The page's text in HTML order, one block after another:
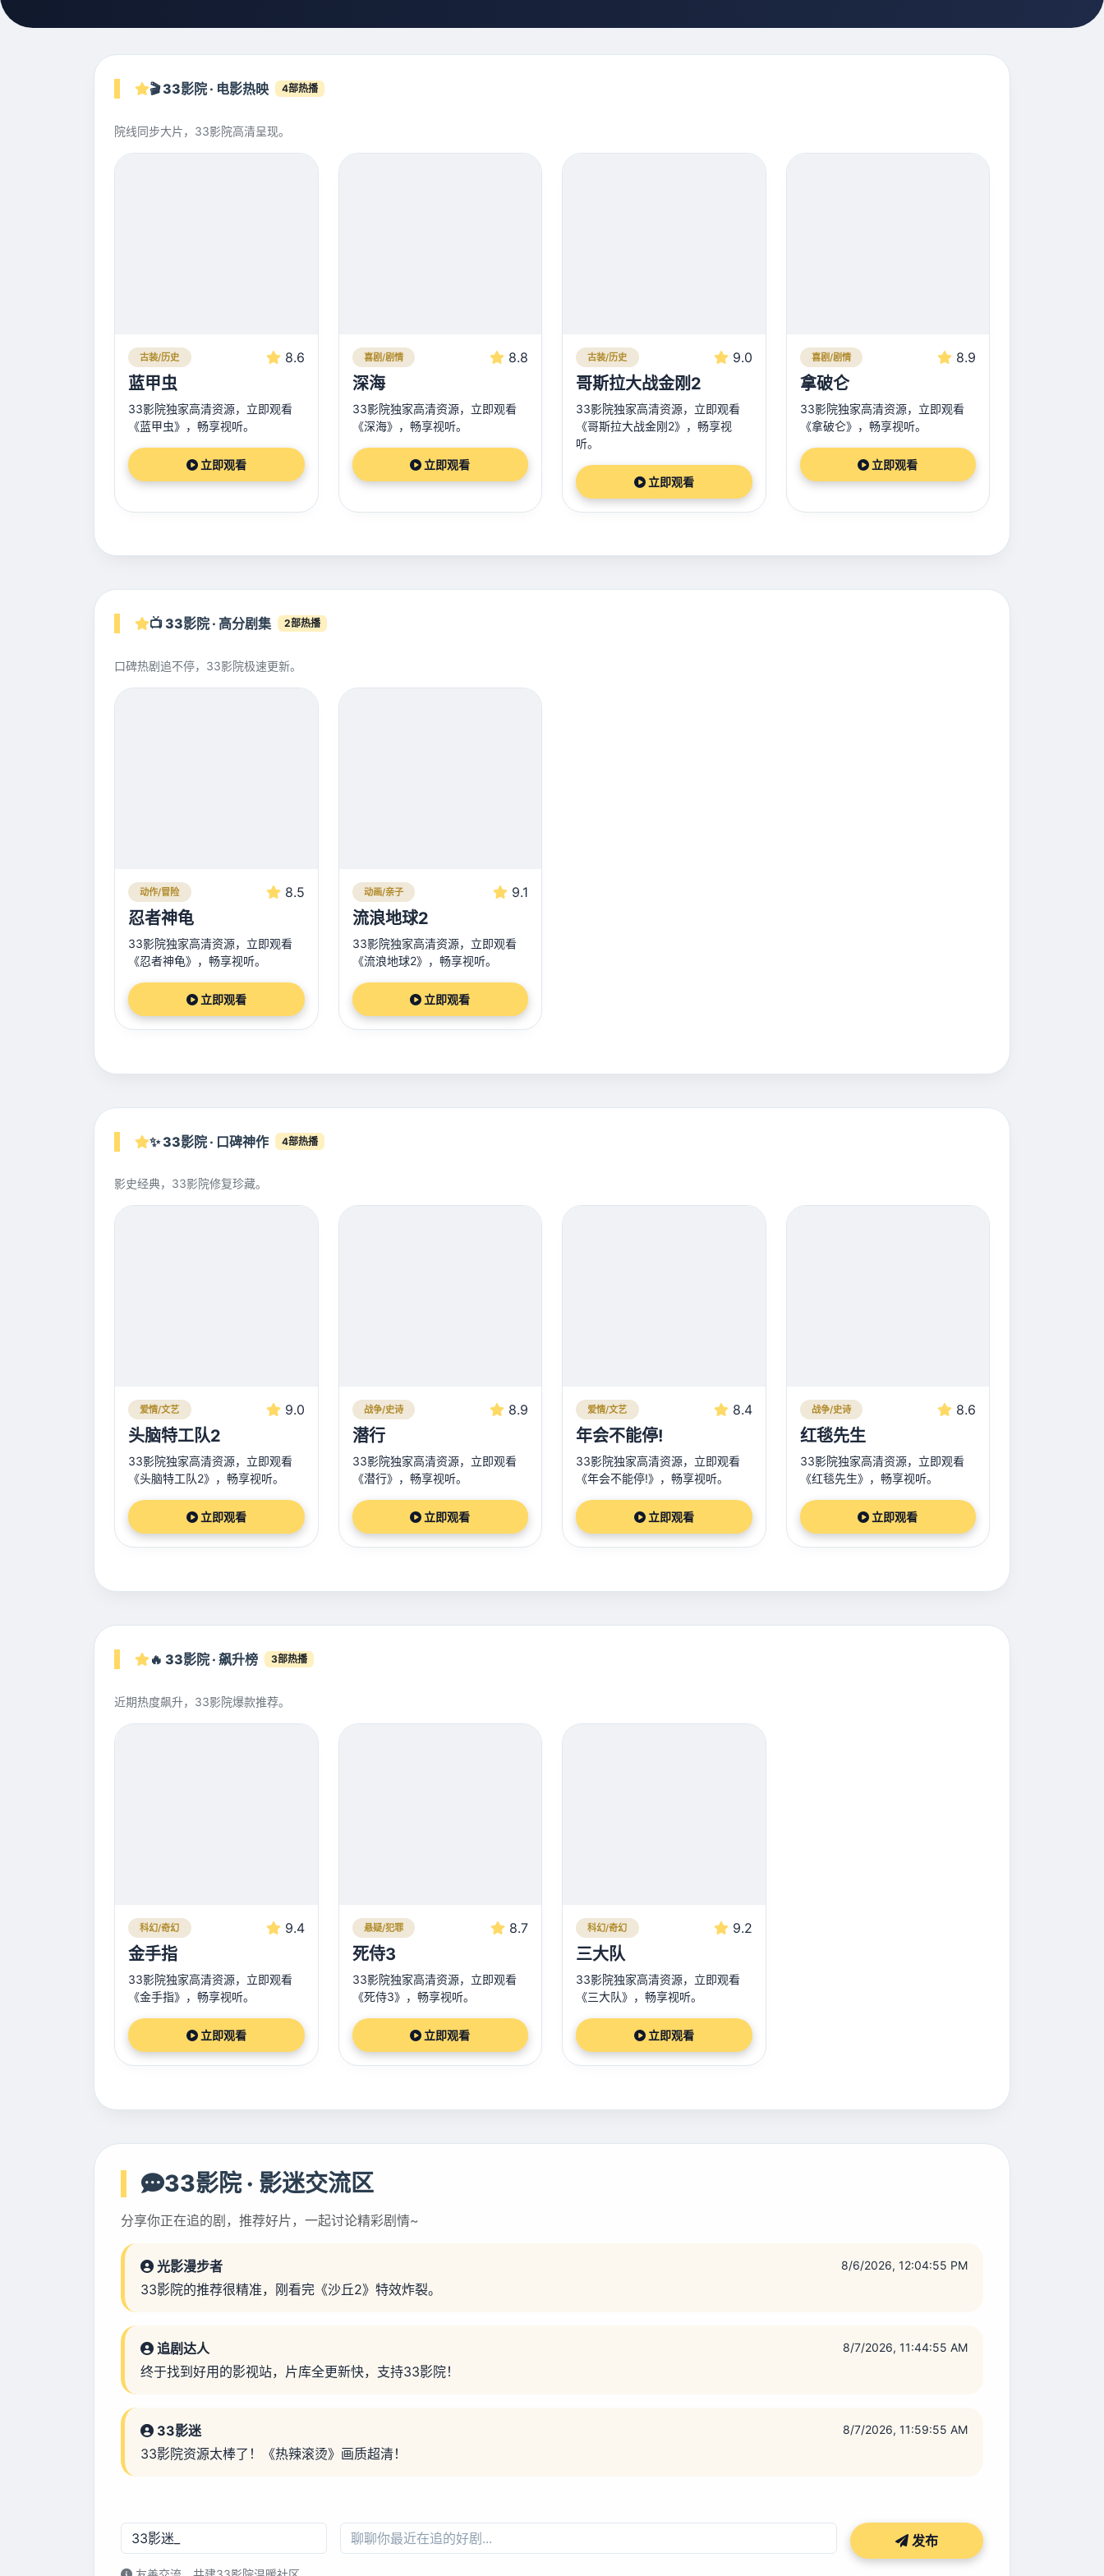
🎬 33影院 · 电影热映 4部热播
院线同步大片，33影院高清呈现。
古装/历史 8.6
蓝甲虫
33影院独家高清资源，立即观看
《蓝甲虫》，畅享视听。
立即观看
喜剧/剧情 8.8
深海
33影院独家高清资源，立即观看
《深海》，畅享视听。
立即观看
古装/历史 9.0
哥斯拉大战金刚2
33影院独家高清资源，立即观看
《哥斯拉大战金刚2》，畅享视
听。
立即观看
喜剧/剧情 8.9
拿破仑
33影院独家高清资源，立即观看
《拿破仑》，畅享视听。
立即观看
📺 33影院 · 高分剧集 2部热播
口碑热剧追不停，33影院极速更新。
动作/冒险 8.5
忍者神龟
33影院独家高清资源，立即观看
《忍者神龟》，畅享视听。
立即观看
动画/亲子 9.1
流浪地球2
33影院独家高清资源，立即观看
《流浪地球2》，畅享视听。
立即观看
✨ 33影院 · 口碑神作 4部热播
影史经典，33影院修复珍藏。
爱情/文艺 9.0
头脑特工队2
33影院独家高清资源，立即观看
《头脑特工队2》，畅享视听。
立即观看
战争/史诗 8.9
潜行
33影院独家高清资源，立即观看
《潜行》，畅享视听。
立即观看
爱情/文艺 8.4
年会不能停!
33影院独家高清资源，立即观看
《年会不能停!》，畅享视听。
立即观看
战争/史诗 8.6
红毯先生
33影院独家高清资源，立即观看
《红毯先生》，畅享视听。
立即观看
🔥 33影院 · 飙升榜 3部热播
近期热度飙升，33影院爆款推荐。
科幻/奇幻 9.4
金手指
33影院独家高清资源，立即观看
《金手指》，畅享视听。
立即观看
悬疑/犯罪 8.7
死侍3
33影院独家高清资源，立即观看
《死侍3》，畅享视听。
立即观看
科幻/奇幻 9.2
三大队
33影院独家高清资源，立即观看
《三大队》，畅享视听。
立即观看
33影院 · 影迷交流区
分享你正在追的剧，推荐好片，一起讨论精彩剧情~
光影漫步者 8/6/2026, 12:04:55 PM
33影院的推荐很精准，刚看完《沙丘2》特效炸裂。
追剧达人 8/7/2026, 11:44:55 AM
终于找到好用的影视站，片库全更新快，支持33影院！
33影迷 8/7/2026, 11:59:55 AM
33影院资源太棒了！《热辣滚烫》画质超清！
发布